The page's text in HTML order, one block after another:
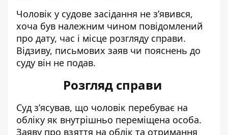
Чоловік у судове засідання не з’явився,
хоча був належним чином повідомлений
про дату, час і місце розгляду справи.
Відзиву, письмових заяв чи пояснень до
суду він не подав.
Розгляд справи
Суд з’ясував, що чоловік перебуває на
обліку як внутрішньо переміщена особа.
Заяву про взяття на облік та отримання